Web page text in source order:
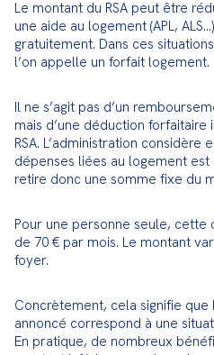
Le montant du RSA peut être
une aide au logement (APL,
gratuitement. Dans ces
l’on appelle un forfait logement.
Il ne s’agit pas d’un
mais d’une déduction
RSA. L’administration considère
dépenses liées au logement
retire donc une somme fixe du
Pour une personne seule, cette
de 70 € par mois. Le montant
foyer.
Concrètement, cela signifie que
annoncé correspond à une
En pratique, de nombreux